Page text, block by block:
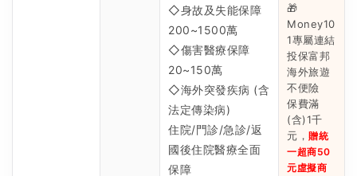
◇身故及失能保障
200~1500萬
◇傷害醫療保障
20~150萬
◇海外突發疾病 (含
法定傳染病)
住院/門診/急診/返
國後住院醫療全面
保障
🎁
Money10
1專屬連結
投保富邦
海外旅遊
不便險
保費滿
(含)1千
元， 贈統
一超商50
元虛擬商